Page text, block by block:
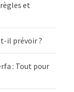
et
il prévoir ?
: Tout pour